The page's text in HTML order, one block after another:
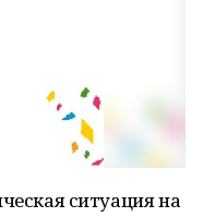
ситуация на